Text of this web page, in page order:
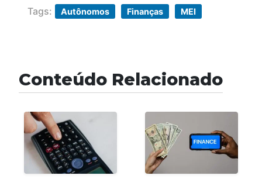
Tags: Autônomos Finanças MEI
Conteúdo Relacionado